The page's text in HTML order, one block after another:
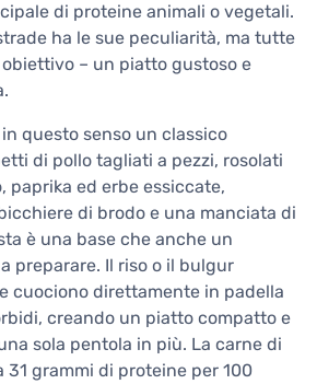
di proteine animali o vegetali.
ha le sue peculiarità, ma tutte
– un piatto gustoso e
questo senso un classico
di pollo tagliati a pezzi, rosolati
paprika ed erbe essiccate,
di brodo e una manciata di
è una base che anche un
preparare. Il riso o il bulgur
cuociono direttamente in padella
creando un piatto compatto e
sola pentola in più. La carne di
31 grammi di proteine per 100